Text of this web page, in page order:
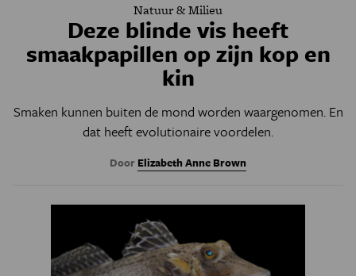
Natuur & Milieu
Deze blinde vis heeft
smaakpapillen op zijn kop en
kin
Smaken kunnen buiten de mond worden waargenomen. En
dat heeft evolutionaire voordelen.
Door Elizabeth Anne Brown